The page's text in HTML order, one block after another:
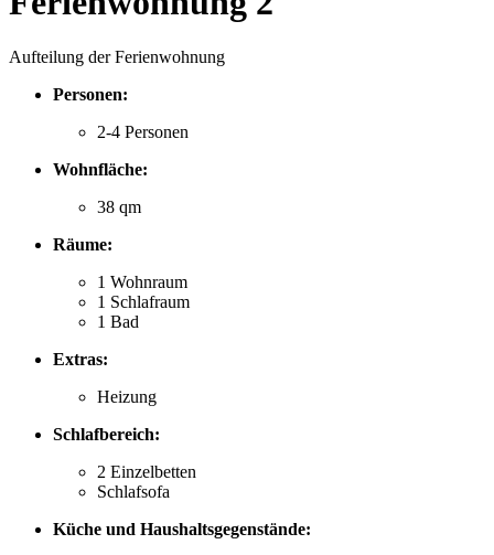
Aufteilung der Ferienwohnung
Personen:
2-4 Personen
Wohnfläche:
38 qm
Räume:
1 Wohnraum
1 Schlafraum
1 Bad
Extras:
Heizung
Schlafbereich:
2 Einzelbetten
Schlafsofa
Küche und Haushaltsgegenstände: